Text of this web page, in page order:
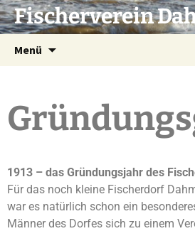
Fischerverein
Menü
1913 – das Gründungsjahr des
Für das noch kleine Fischerdorf
war es natürlich schon ein
Männer des Dorfes sich zu einem